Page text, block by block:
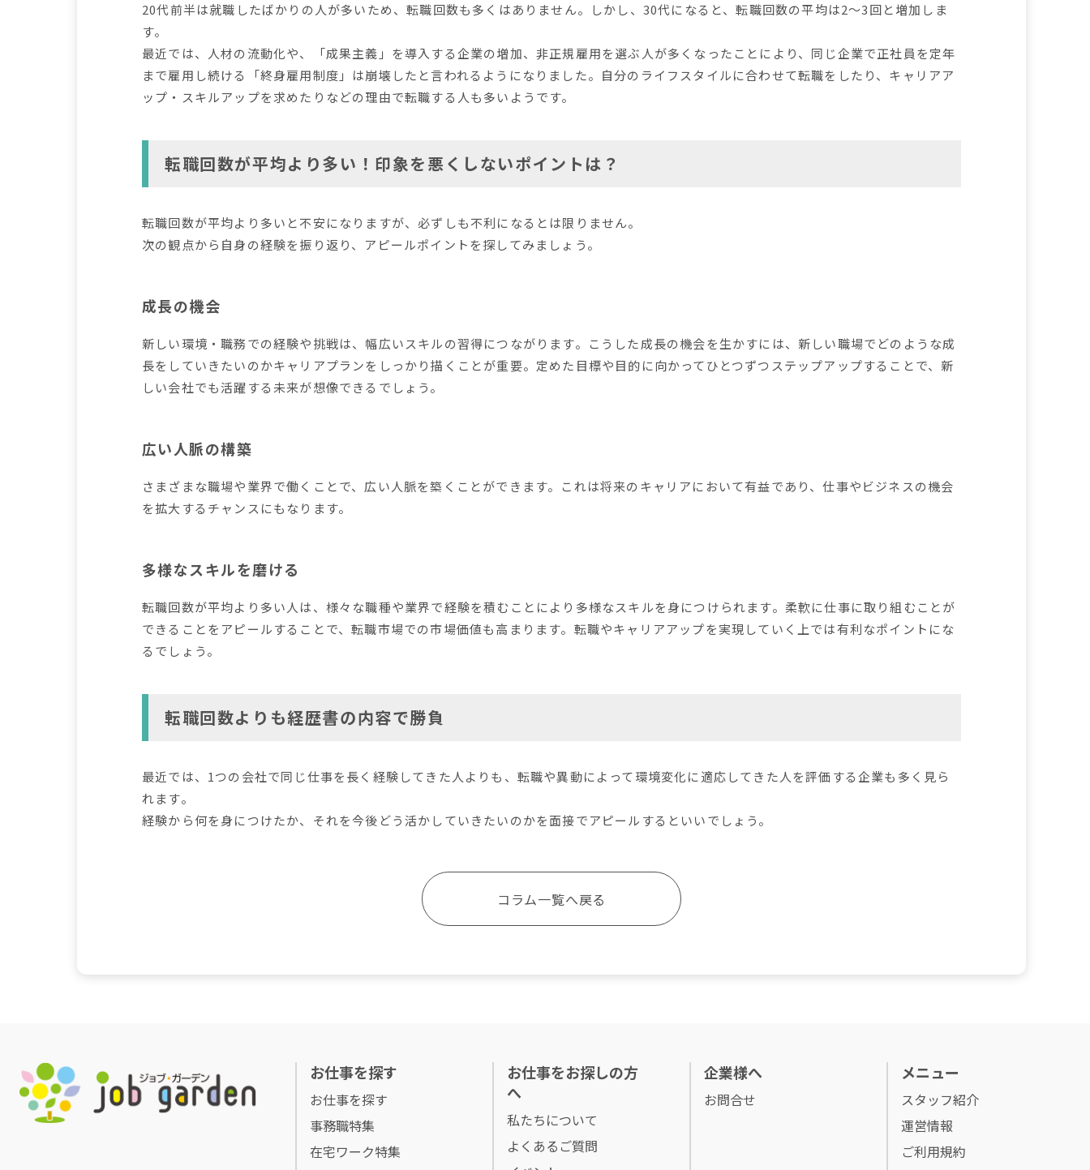
20代前半は就職したばかりの人が多いため、転職回数も多くはありません。しかし、30代になると、転職回数の平均は2～3回と増加しま
す。
最近では、人材の流動化や、「成果主義」を導入する企業の増加、非正規雇用を選ぶ人が多くなったことにより、同じ企業で正社員を定年
まで雇用し続ける「終身雇用制度」は崩壊したと言われるようになりました。自分のライフスタイルに合わせて転職をしたり、キャリアア
ップ・スキルアップを求めたりなどの理由で転職する人も多いようです。
転職回数が平均より多い！印象を悪くしないポイントは？
転職回数が平均より多いと不安になりますが、必ずしも不利になるとは限りません。
次の観点から自身の経験を振り返り、アピールポイントを探してみましょう。
成長の機会
新しい環境・職務での経験や挑戦は、幅広いスキルの習得につながります。こうした成長の機会を生かすには、新しい職場でどのような成
長をしていきたいのかキャリアプランをしっかり描くことが重要。定めた目標や目的に向かってひとつずつステップアップすることで、新
しい会社でも活躍する未来が想像できるでしょう。
広い人脈の構築
さまざまな職場や業界で働くことで、広い人脈を築くことができます。これは将来のキャリアにおいて有益であり、仕事やビジネスの機会
を拡大するチャンスにもなります。
多様なスキルを磨ける
転職回数が平均より多い人は、様々な職種や業界で経験を積むことにより多様なスキルを身につけられます。柔軟に仕事に取り組むことが
できることをアピールすることで、転職市場での市場価値も高まります。転職やキャリアアップを実現していく上では有利なポイントにな
るでしょう。
転職回数よりも経歴書の内容で勝負
最近では、1つの会社で同じ仕事を長く経験してきた人よりも、転職や異動によって環境変化に適応してきた人を評価する企業も多く見ら
れます。
経験から何を身につけたか、それを今後どう活かしていきたいのかを面接でアピールするといいでしょう。
コラム一覧へ戻る
お仕事を探す
お仕事を探す
事務職特集
在宅ワーク特集
お仕事をお探しの方
へ
私たちについて
よくあるご質問
企業様へ
お問合せ
メニュー
スタッフ紹介
運営情報
ご利用規約